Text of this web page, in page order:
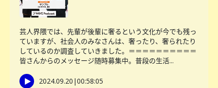
芸人界隈では、先輩が後輩に奢るという文化が今でも残っ
ていますが、社会人のみなさんは、奢ったり、奢られたり
しているのか調査していきました。＝＝＝＝＝＝＝＝＝＝
皆さんからのメッセージ随時募集中。普段の生活...
2024.09.20 |00:58:05